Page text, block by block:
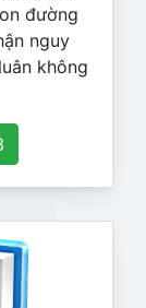
đường
nguy
không